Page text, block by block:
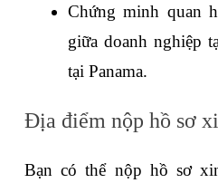
Chứng minh quan
giữa doanh nghiệp
tại Panama.
Địa điểm nộp hồ sơ
Bạn có thể nộp hồ sơ